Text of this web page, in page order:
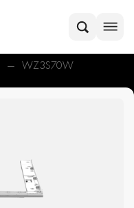
WZ3S70W